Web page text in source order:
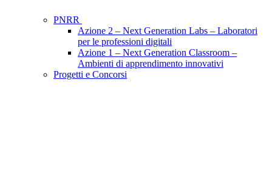
PNRR
Azione 2 – Next Generation Labs – Laboratori
per le professioni digitali
Azione 1 – Next Generation Classroom –
Ambienti di apprendimento innovativi
Progetti e Concorsi